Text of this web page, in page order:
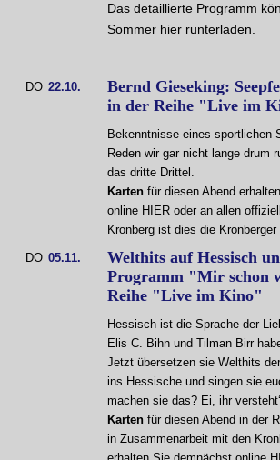
Das detaillierte Programm
Sommer hier runterladen.
DO 22.10.
Bernd Gieseking:
in der Reihe "Live im
Bekenntnisse eines sportlichen
Reden wir gar nicht lange drum
das dritte Drittel.
Karten für diesen Abend
online HIER oder an allen
Kronberg ist dies die
DO 05.11.
Welthits auf Hessisch
Programm "Mir schon
Reihe "Live im Kino"
Hessisch ist die Sprache der
Elis C. Bihn und Tilman Birr
Jetzt übersetzen sie Welthits
ins Hessische und singen sie
machen sie das? Ei, ihr
Karten für diesen Abend in der
in Zusammenarbeit mit den